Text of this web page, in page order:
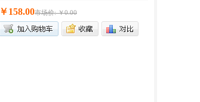
￥158.00市场价: ￥0.00